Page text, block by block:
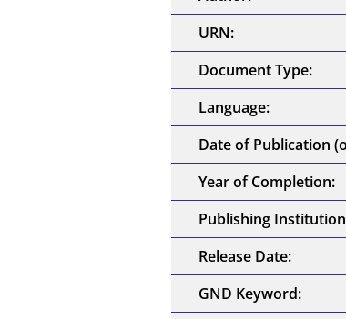
URN:
Document Type:
Language:
Date of Publication
Year of Completion:
Publishing
Release Date:
GND Keyword: